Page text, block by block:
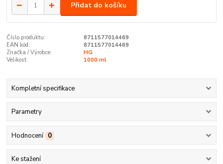
Přidat do košíku
Číslo produktu:
8711577014469
EAN kód:
8711577014469
Značka / Výrobce:
HG
Velikost:
1000 ml
Kompletní specifikace
Parametry
Hodnocení 0
Ke stažení